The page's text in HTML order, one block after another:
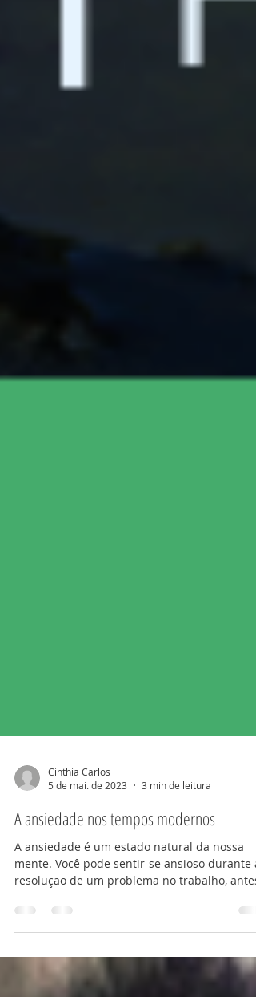
5 de mai. de 2023
3 min de leitura
A ansiedade nos tempos modernos
A ansiedade é um estado natural da nossa
resolução de um problema no trabalho, antes
de uma...